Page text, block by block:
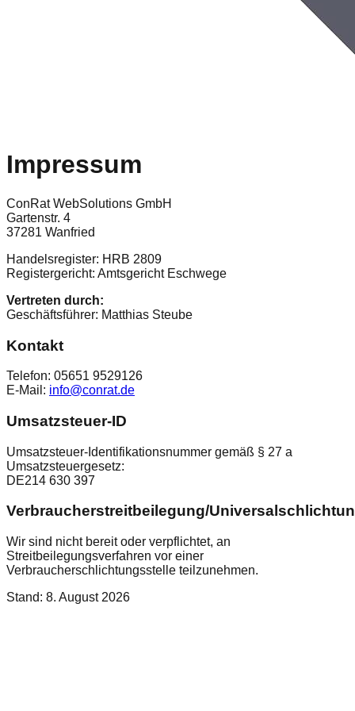
Impressum
ConRat WebSolutions GmbH
Gartenstr. 4
37281 Wanfried
Handelsregister: HRB 2809
Registergericht: Amtsgericht Eschwege
Vertreten durch:
Geschäftsführer: Matthias Steube
Kontakt
Telefon: 05651 9529126
E-Mail: info@conrat.de
Umsatzsteuer-ID
Umsatzsteuer-Identifikationsnummer gemäß § 27 a
Umsatzsteuergesetz:
DE214 630 397
Verbraucherstreitbeilegung/
Wir sind nicht bereit oder verpflichtet, an
Streitbeilegungsverfahren vor einer
Verbraucherschlichtungsstelle teilzunehmen.
Stand: 8. August 2026